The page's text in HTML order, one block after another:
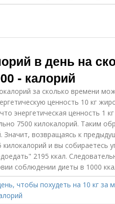
в день на
- калорий
за сколько времени
ценность 10 кг
энергетическая ценность 1
7500 килокалорий. Таким
Значит, возвращаясь к
и вы собираетесь
2195 ккал.
соблюдении диеты в 1000